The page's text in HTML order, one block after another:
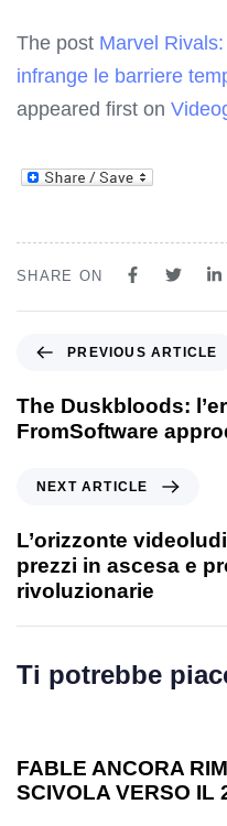
The post Marvel
infrange le barriere
appeared first on
SHARE ON
PREVIOUS ARTICLE
The Duskbloods:
FromSoftware
NEXT ARTICLE
L’orizzonte
prezzi in ascesa e
rivoluzionarie
Ti potrebbe
FABLE ANCORA
SCIVOLA VERSO IL